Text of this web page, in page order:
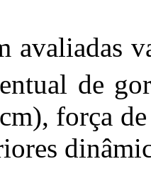
avaliadas
de
força de